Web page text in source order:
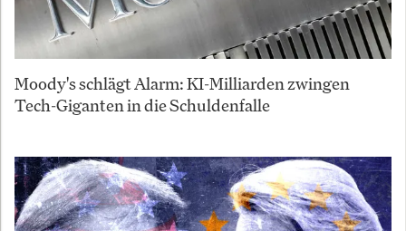
Moody's schlägt Alarm: KI-Milliarden zwingen
Tech-Giganten in die Schuldenfalle